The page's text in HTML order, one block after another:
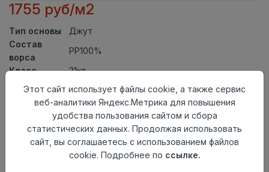
1755 руб/м2
Тип основы
Джут
Состав
ворса
PP100%
Класс
21кл
Ширина
1,5
Актуален
ковролина
Ковролин тканный
Узбекистан
Этот сайт использует файлы cookie, а также сервис
веб-аналитики Яндекс.Метрика для повышения
удобства пользования сайтом и сбора
статистических данных. Продолжая использовать
сайт, вы соглашаетесь с использованием файлов
cookie. Подробнее по ссылке.